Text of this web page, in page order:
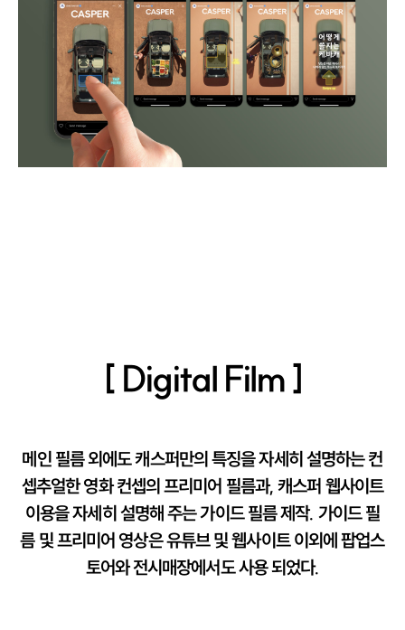
[ Digital Film ]
메인 필름 외에도 캐스퍼만의 특징을 자세히 설명하는 컨
셉추얼한 영화 컨셉의 프리미어 필름과, 캐스퍼 웹사이트
이용을 자세히 설명해 주는 가이드 필름 제작. 가이드 필
름 및 프리미어 영상은 유튜브 및 웹사이트 이외에 팝업스
토어와 전시매장에서도 사용 되었다.